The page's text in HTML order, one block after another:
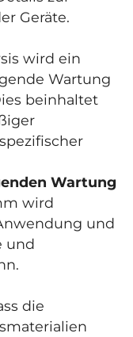
Geräte.
wird ein
Wartung
beinhaltet
Wartung
wird
und
und
die